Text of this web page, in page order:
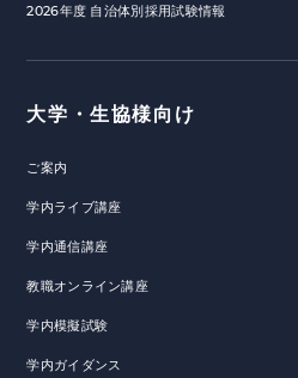
2026年度 自治体別採用試験情報
大学・生協様向け
ご案内
学内ライブ講座
学内通信講座
教職オンライン講座
学内模擬試験
学内ガイダンス